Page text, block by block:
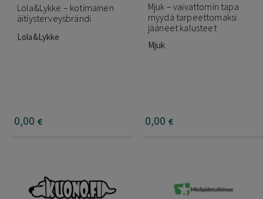
Lola&Lykke – kotimainen
äitiysterveysbrändi
Lola&Lykke
0,00 €
Mjuk – vaivattomin tapa
myydä tarpeettomaksi
jääneet kalusteet
Mjuk
0,00 €